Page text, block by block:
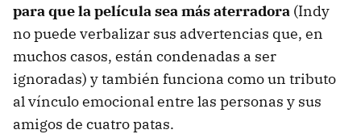
para que la película sea más aterradora (Indy
no puede verbalizar sus advertencias que, en
muchos casos, están condenadas a ser
ignoradas) y también funciona como un tributo
al vínculo emocional entre las personas y sus
amigos de cuatro patas.